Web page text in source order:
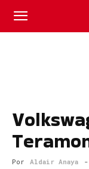
Fuel
Magazine
Por Aldair Anaya -